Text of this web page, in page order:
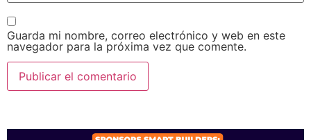
Guarda mi nombre, correo electrónico y web en este
navegador para la próxima vez que comente.